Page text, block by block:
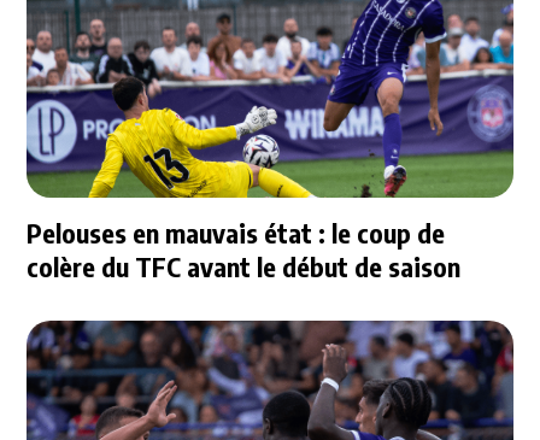
Pelouses en mauvais état : le coup de
colère du TFC avant le début de saison